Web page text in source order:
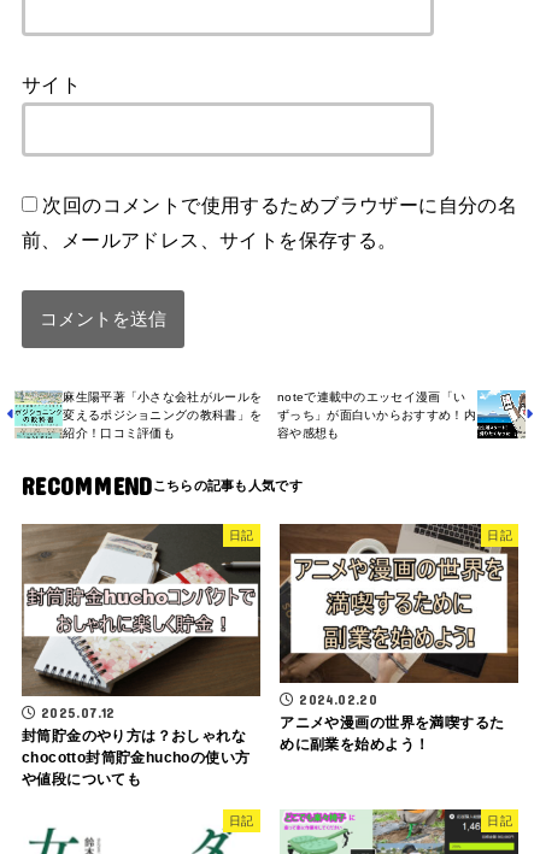
サイト
次回のコメントで使用するためブラウザーに自分の名
前、メールアドレス、サイトを保存する。
麻生陽平著「小さな会社がルールを
変えるポジショニングの教科書」を
紹介！口コミ評価も
noteで連載中のエッセイ漫画「い
ずっち」が面白いからおすすめ！内
容や感想も
RECOMMEND
日記
2025.07.12
封筒貯金のやり方は？おしゃれな
chocotto封筒貯金huchoの使い方
や値段についても
日記
2024.02.20
アニメや漫画の世界を満喫するた
めに副業を始めよう！
日記 日記